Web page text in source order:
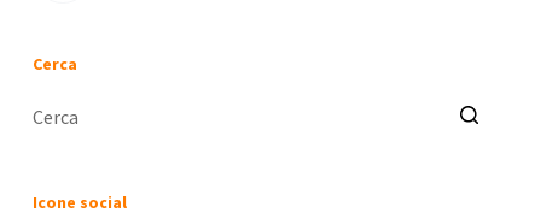
Cerca
Icone social